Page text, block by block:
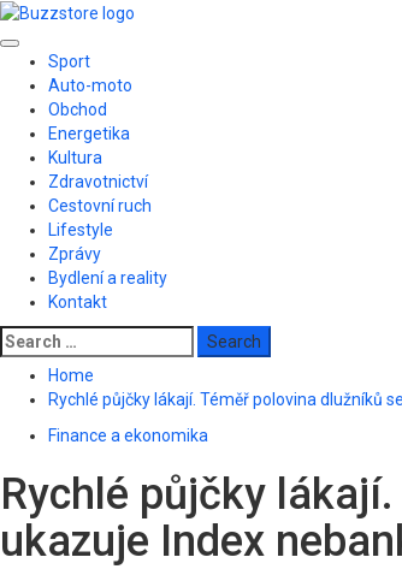
Skip
content
Primary
Menu
Sport
Auto-moto
Obchod
Energetika
Kultura
Zdravotnictví
Cestovní ruch
Lifestyle
Zprávy
Bydlení a reality
Kontakt
Search
for:
Home
Rychlé půjčky lákají. Téměř polovina dlužníků
Finance a ekonomika
Rychlé půjčky
ukazuje Index